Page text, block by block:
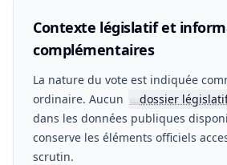
Contexte législatif et
complémentaires
La nature du vote est indiquée
ordinaire. Aucun
📖dossier
dans les données publiques
conserve les éléments officiels
scrutin.